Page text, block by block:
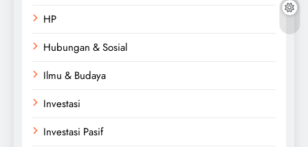
HP
Hubungan & Sosial
Ilmu & Budaya
Investasi
Investasi Pasif